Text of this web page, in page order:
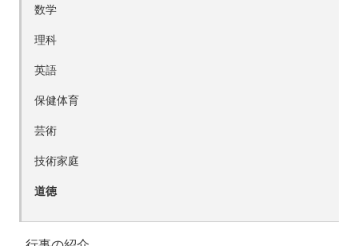
数学
理科
英語
保健体育
芸術
技術家庭
道徳